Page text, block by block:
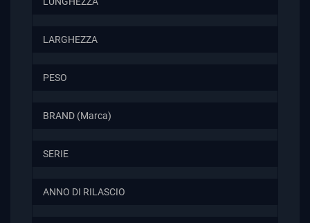
LARGHEZZA
PESO
BRAND (Marca)
SERIE
ANNO DI RILASCIO